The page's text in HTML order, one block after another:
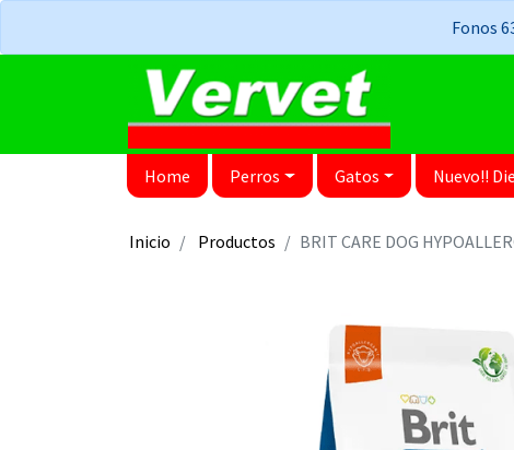
Fonos
Home Perros Gatos Nuevo!!
Inicio Productos BRIT CARE DOG